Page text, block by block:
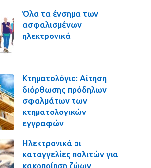
Όλα τα ένσημα των
ασφαλισμένων
ηλεκτρονικά
Κτηματολόγιο: Αίτηση
διόρθωσης πρόδηλων
σφαλμάτων των
κτηματολογικών
εγγραφών
Ηλεκτρονικά οι
καταγγελίες πολιτών για
κακοποίηση ζώων